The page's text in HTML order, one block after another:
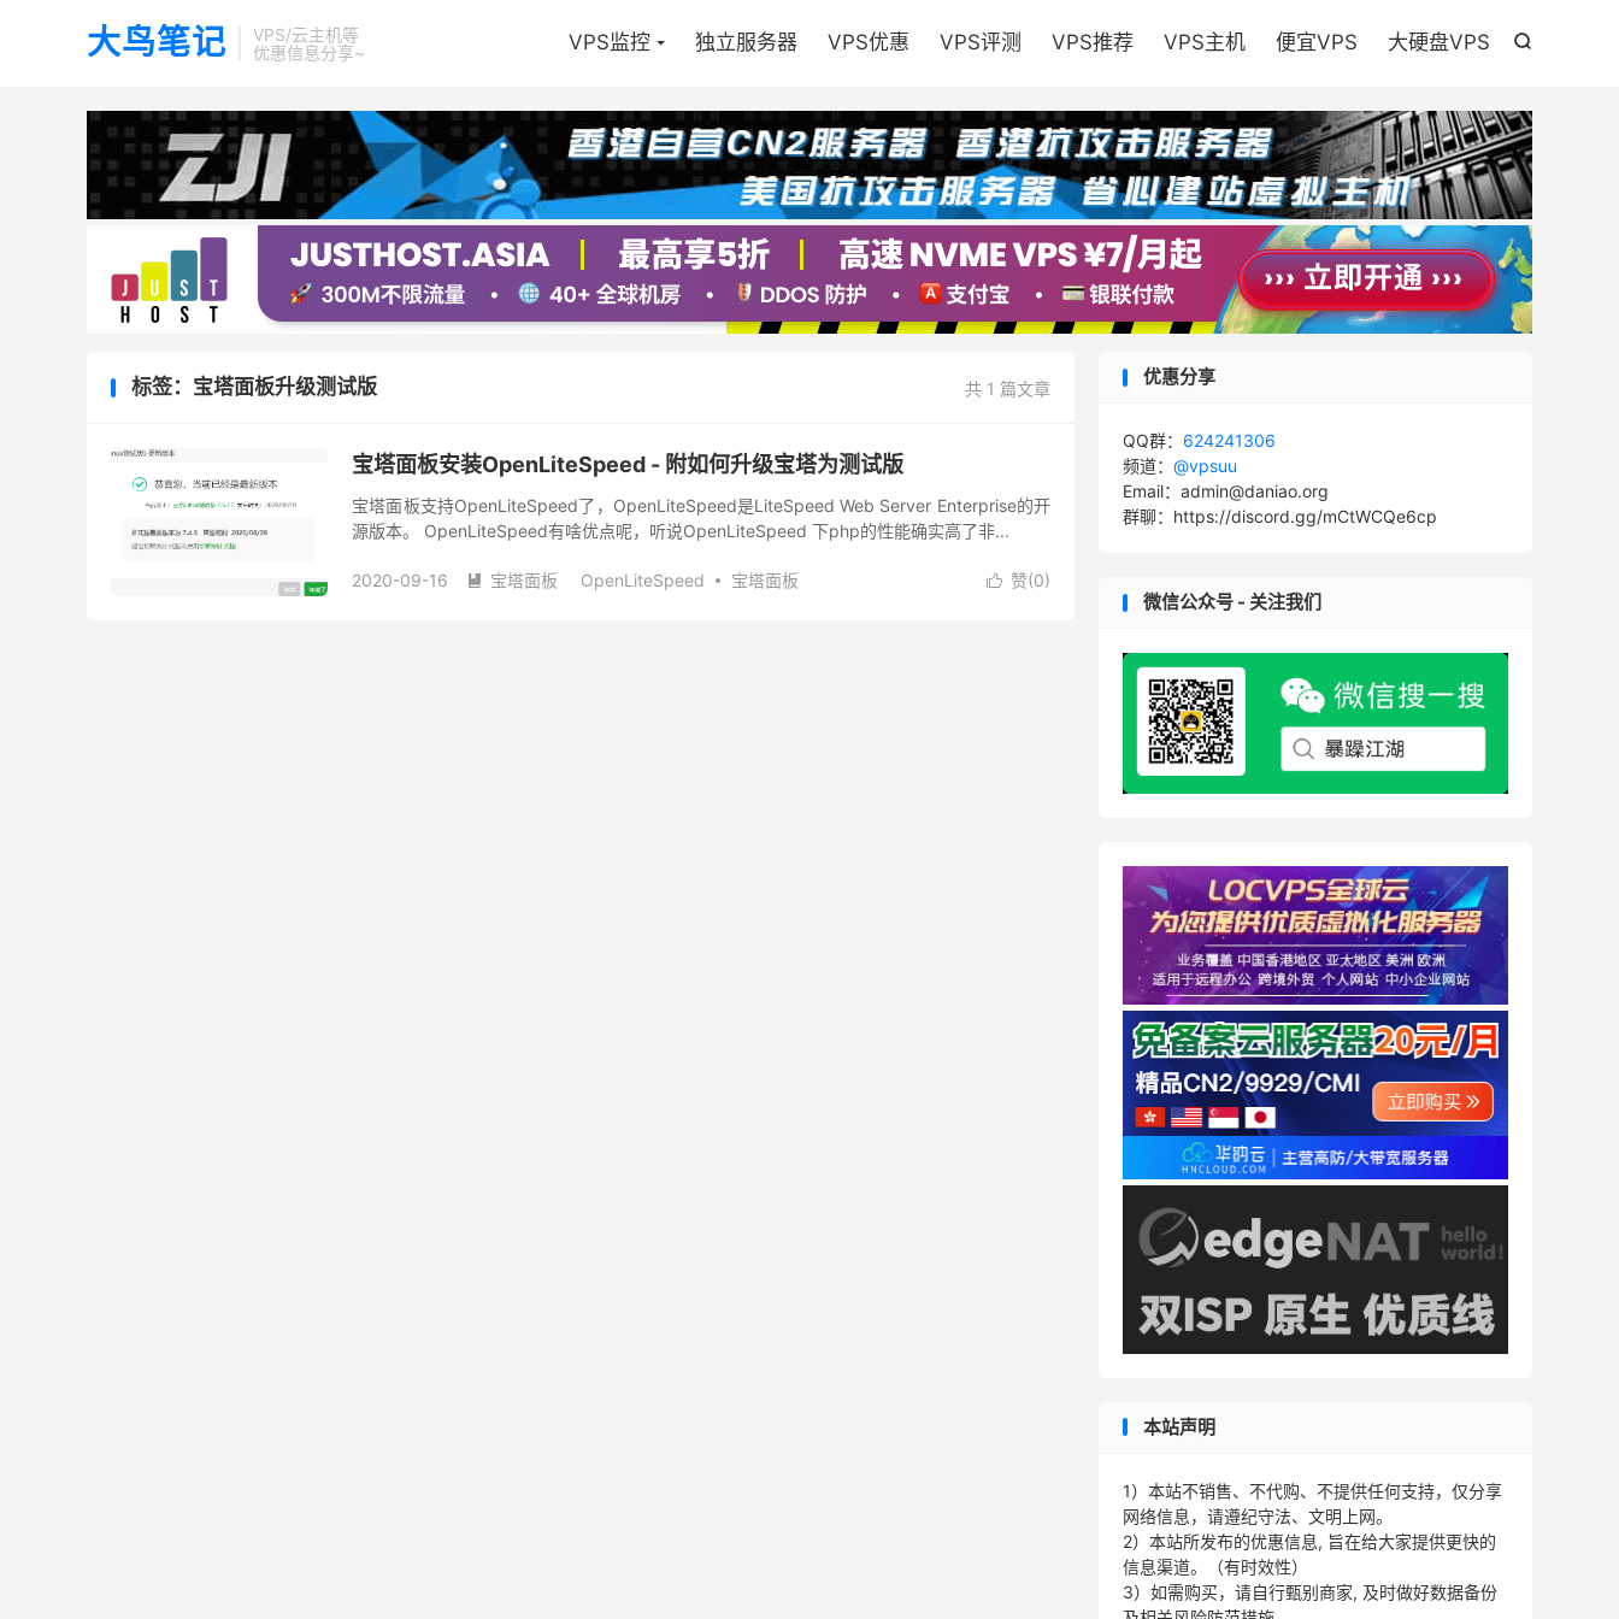
大鸟笔记
VPS/云主机等
优惠信息分享~

VPS监控 独立服务器 VPS优惠 VPS评测 VPS推荐 VPS主机 便宜VPS 大硬盘VPS
共 1 篇文章
标签：宝塔面板升级测试版
宝塔面板安装OpenLiteSpeed - 附如何升级宝塔为测试版
宝塔面板支持OpenLiteSpeed了，OpenLiteSpeed是LiteSpeed Web Server Enterprise的开
源版本。 OpenLiteSpeed有啥优点呢，听说OpenLiteSpeed 下php的性能确实高了非...
 赞(0)
2020-09-16  宝塔面板 OpenLiteSpeed
宝塔面板
优惠分享
QQ群： 624241306
频道： @vpsuu
Email：admin@daniao.org
群聊：https://discord.gg/mCtWCQe6cp
微信公众号 - 关注我们
本站声明
1）本站不销售、不代购、不提供任何支持，仅分享
网络信息，请遵纪守法、文明上网。
2）本站所发布的优惠信息, 旨在给大家提供更快的
信息渠道。（有时效性）
3）如需购买，请自行甄别商家, 及时做好数据备份